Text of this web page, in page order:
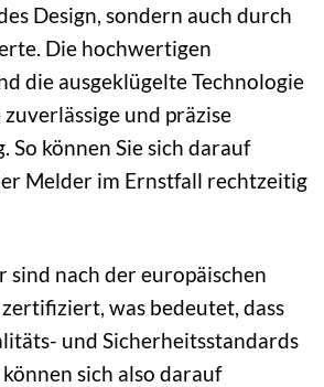
Design, sondern auch durch
Die hochwertigen
die ausgeklügelte Technologie
und präzise
So können Sie sich darauf
Melder im Ernstfall rechtzeitig
sind nach der europäischen
zertifiziert, was bedeutet, dass
und Sicherheitsstandards
sich also darauf